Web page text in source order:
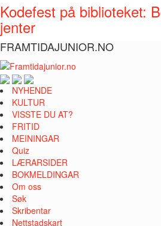
Kodefest på biblioteket:
jenter
FRAMTIDAJUNIOR.NO
NYHENDE
KULTUR
VISSTE DU AT?
FRITID
MEININGAR
Quiz
LÆRARSIDER
BOKMELDINGAR
Om oss
Søk
Skribentar
Nettstadskart